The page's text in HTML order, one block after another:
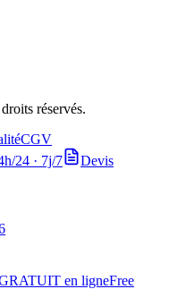
réservés.
CGV
24 · 7j/7
Devis
en ligneFree